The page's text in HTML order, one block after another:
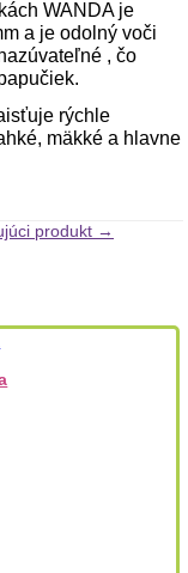
WANDA je
a je odolný voči
, čo
rýchle
mäkké a hlavne
produkt →